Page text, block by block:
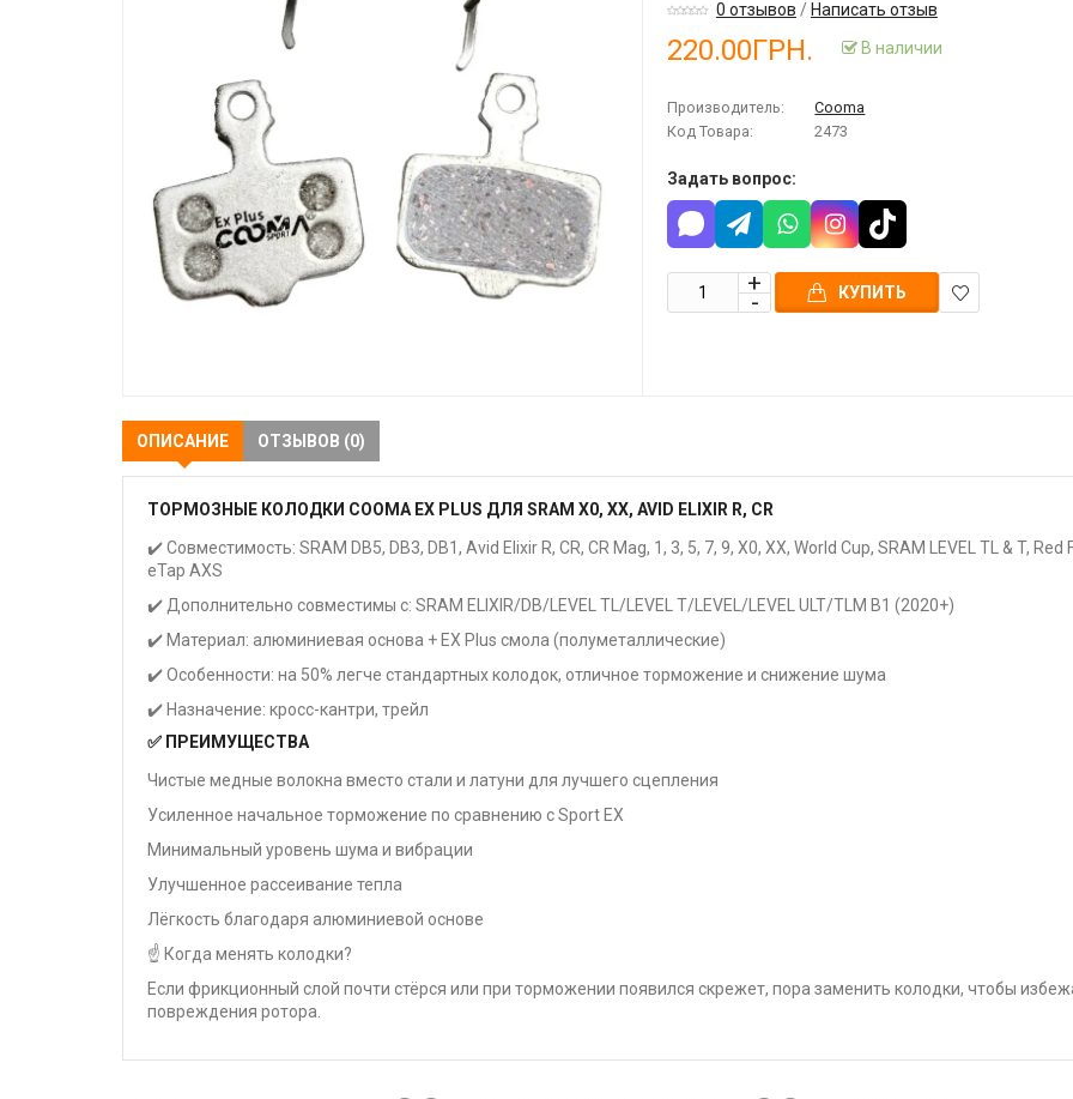
0 отзывов / Написать отзыв
220.00ГРН. В наличии
Производитель:
Cooma
Код Товара:
2473
Задать вопрос:
КУПИТЬ
ОПИСАНИЕ ОТЗЫВОВ (0)
ТОРМОЗНЫЕ КОЛОДКИ COOMA EX PLUS ДЛЯ SRAM X0, XX, AVID ELIXIR R, CR
✔️ Совместимость: SRAM DB5, DB3, DB1, Avid Elixir R, CR, CR Mag, 1, 3, 5, 7, 9, X0, XX, World Cup, SRAM LEVEL TL & T, Red
eTap AXS
✔️ Дополнительно совместимы с: SRAM ELIXIR/DB/LEVEL TL/LEVEL T/LEVEL/LEVEL ULT/TLM B1 (2020+)
✔️ Материал: алюминиевая основа + EX Plus смола (полуметаллические)
✔️ Особенности: на 50% легче стандартных колодок, отличное торможение и снижение шума
✔️ Назначение: кросс-кантри, трейл
✅ ПРЕИМУЩЕСТВА
Чистые медные волокна вместо стали и латуни для лучшего сцепления
Усиленное начальное торможение по сравнению с Sport EX
Минимальный уровень шума и вибрации
Улучшенное рассеивание тепла
Лёгкость благодаря алюминиевой основе
☝ Когда менять колодки?
Если фрикционный слой почти стёрся или при торможении появился скрежет, пора заменить колодки, чтобы
повреждения ротора.